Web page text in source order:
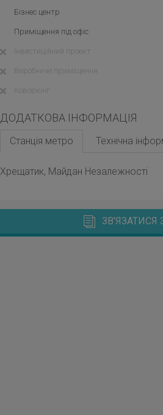
Бізнес центр
Приміщення під офіс
Інвестиційний проект
Виробниче приміщення
Коворкінг
ДОДАТКОВА ІНФОРМАЦІЯ
Станція метро Технічна
Хрещатик, Майдан Незалежності